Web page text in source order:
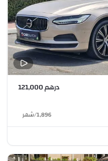
درهم 121,000
1,896
/شهر